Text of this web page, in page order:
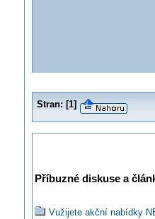
Stran: [1]
Příbuzné diskuse a
Vužijete akční nabídky